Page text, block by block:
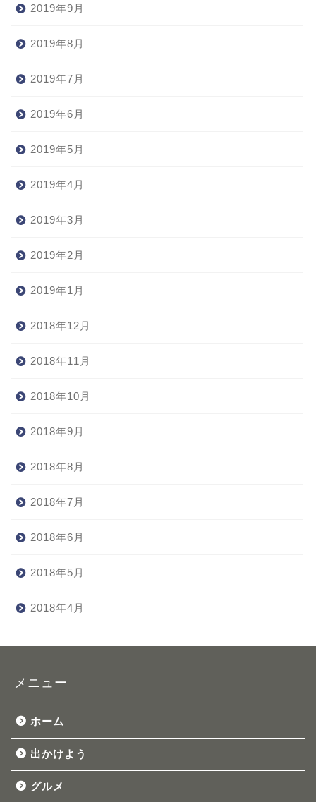
2019年9月
2019年8月
2019年7月
2019年6月
2019年5月
2019年4月
2019年3月
2019年2月
2019年1月
2018年12月
2018年11月
2018年10月
2018年9月
2018年8月
2018年7月
2018年6月
2018年5月
2018年4月
メニュー
ホーム
出かけよう
グルメ